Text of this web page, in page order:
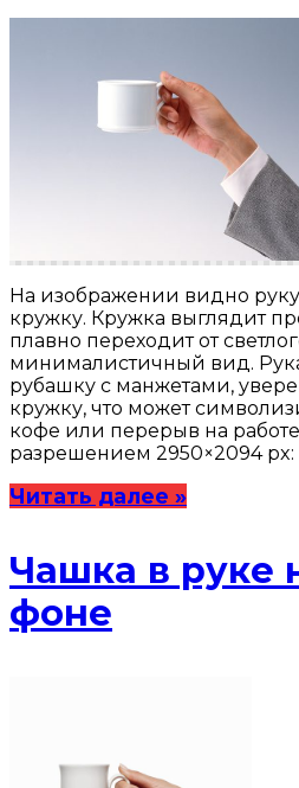
На изображении видно
кружку. Кружка выглядит
плавно переходит от
минималистичный вид.
рубашку с манжетами,
кружку, что может
кофе или перерыв на
разрешением 2950×2094 px:
Читать далее »
Чашка в руке
фоне